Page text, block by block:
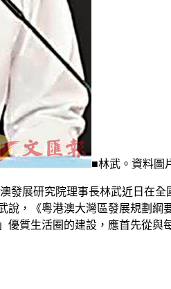
■林武。資料圖
展研究院理事長林武近日在
，《粵港澳大灣區發展規劃
質生活圈的建設，應首先從